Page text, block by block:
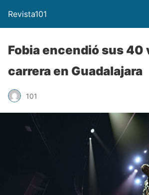
Revista101
Fobia encendió sus 40
carrera en Guadalajara
101